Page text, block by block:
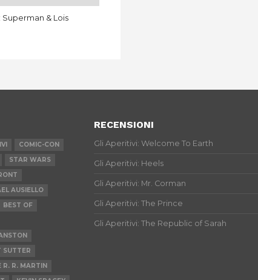
Superman & Lois
COMIC-CON
STAR WARS
AUSIELLO
BEST OF
SUTTER
R. R. MARTIN
RECENSIONI
Gli Aperitivi: Welcome To Earth
Gli Aperitivi: Heels
Gli Aperitivi: Mr. Corman
Gli Aperitivi: The Prince
Gli Aperitivi: The Republic of Sarah